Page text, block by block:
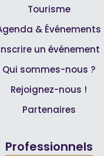
Tourisme
& Événements
un événement
Qui sommes-nous ?
Rejoignez-nous !
Partenaires
Professionnels